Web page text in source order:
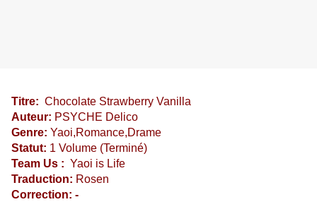
Titre: Chocolate Strawberry Vanilla
Auteur: PSYCHE Delico
Genre: Yaoi,Romance,Drame
Statut: 1 Volume (Terminé)
Team Us : Yaoi is Life
Traduction: Rosen
Correction: -